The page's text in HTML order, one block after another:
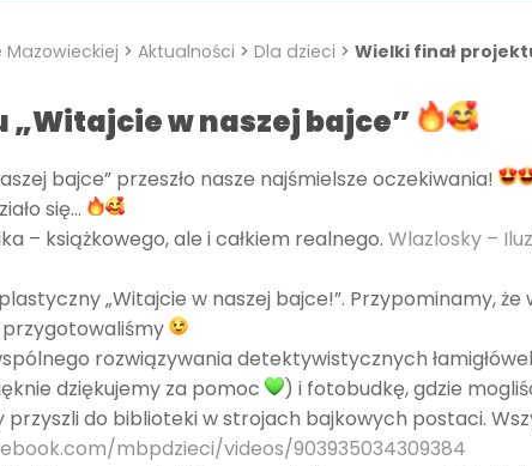
Mazowieckiej > Aktualności > Dla dzieci > Wielki finał
w naszej bajce”
bajce” przeszło nasze najśmielsze oczekiwania!
się…
– książkowego, ale i całkiem realnego. Wlazlosky –
„Witajcie w naszej bajce!”. Przypominamy, że
rozwiązywania detektywistycznych
dziękujemy za pomoc
) i fotobudkę, gdzie
przyszli do biblioteki w strojach bajkowych postaci.
mbpdzieci/videos/903935034309384